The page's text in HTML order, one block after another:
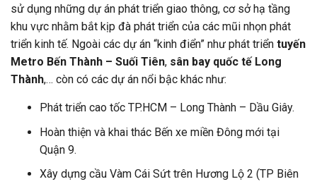
sử dụng những dự án phát triển giao thông, cơ sở hạ tầng
khu vực nhằm bắt kịp đà phát triển của các mũi nhọn phát
triển kinh tế. Ngoài các dự án “kinh điển” như phát triển tuyến
Metro Bến Thành – Suối Tiên, sân bay quốc tế Long
Thành,… còn có các dự án nổi bậc khác như:
Phát triển cao tốc TP.HCM – Long Thành – Dầu Giây.
Hoàn thiện và khai thác Bến xe miền Đông mới tại
Quận 9.
Xây dựng cầu Vàm Cái Sứt trên Hương Lộ 2 (TP Biên